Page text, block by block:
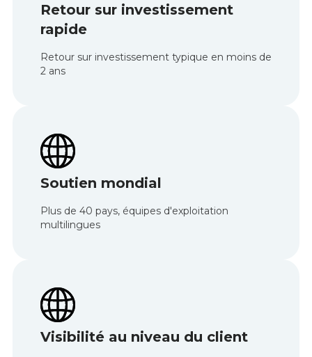
Retour sur investissement
rapide
Retour sur investissement typique en moins de
2 ans
Soutien mondial
Plus de 40 pays, équipes d'exploitation
multilingues
Visibilité au niveau du client